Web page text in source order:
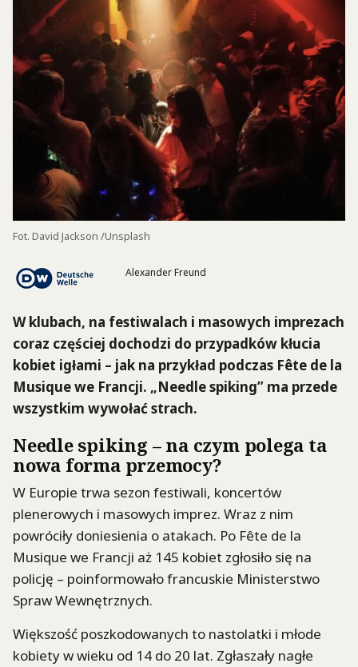
Fot. David Jackson /Unsplash
Alexander Freund
W klubach, na festiwalach i masowych imprezach
coraz częściej dochodzi do przypadków kłucia
kobiet igłami – jak na przykład podczas Fête de la
Musique we Francji. „Needle spiking” ma przede
wszystkim wywołać strach.
Needle spiking – na czym polega ta
nowa forma przemocy?
W Europie trwa sezon festiwali, koncertów
plenerowych i masowych imprez. Wraz z nim
powróciły doniesienia o atakach. Po Fête de la
Musique we Francji aż 145 kobiet zgłosiło się na
policję – poinformowało francuskie Ministerstwo
Spraw Wewnętrznych.
Większość poszkodowanych to nastolatki i młode
kobiety w wieku od 14 do 20 lat. Zgłaszały nagłe